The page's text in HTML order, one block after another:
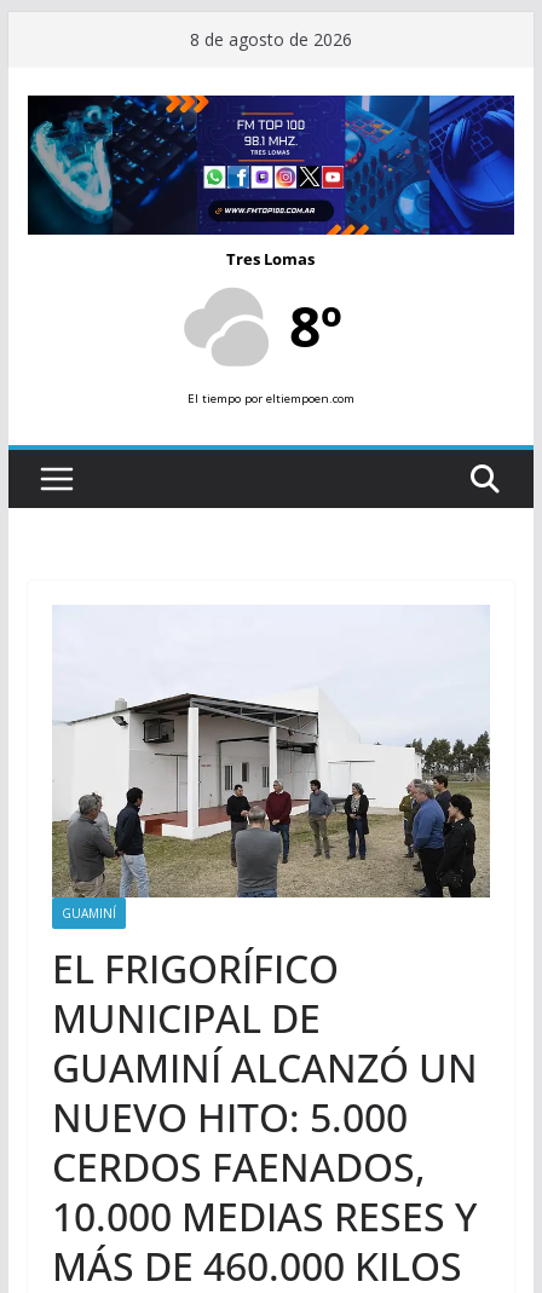
contenido
8 de agosto de 2026
Tres Lomas
8º
El tiempopor eltiempoen.com
GUAMINÍ
EL FRIGORÍFICO
MUNICIPAL DE
GUAMINÍ ALCANZÓ UN
NUEVO HITO: 5.000
CERDOS FAENADOS,
10.000 MEDIAS RESES Y
MÁS DE 460.000 KILOS